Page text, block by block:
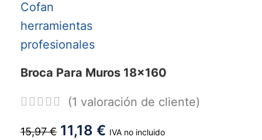
Broca Para Muros 18x160
(1 valoración de cliente)
15,97€ 11,18 € IVA no incluido